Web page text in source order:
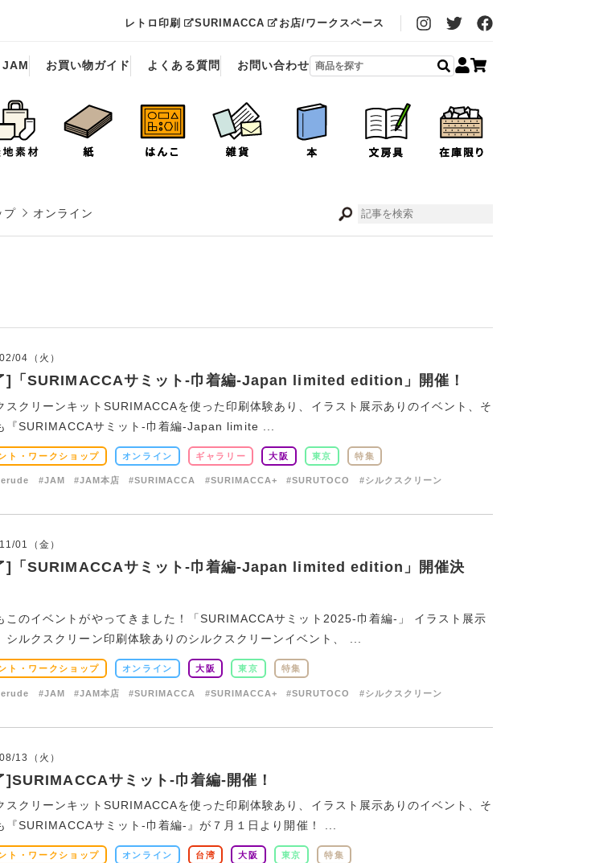
レトロ印刷 SURIMACCA お店/ワークスペース
お買い物ガイド よくある質問 お問い合わせ
プ オンライン
04（火）
]「SURIMACCAサミット-巾着編-Japan limited edition」開催！
スクリーンキットSURIMACCAを使った印刷体験あり、イラスト展示ありのイベント、そ
『SURIMACCAサミット-巾着編-Japan limite ...
ト・ワークショップ オンライン ギャラリー 大阪 東京 特集
#JAM #JAM本店 #SURIMACCA #SURIMACCA+ #SURUTOCO #シルクスクリーン
01（金）
]「SURIMACCAサミット-巾着編-Japan limited edition」開催決
このイベントがやってきました！「SURIMACCAサミット2025-巾着編-」 イラスト展示
シルクスクリーン印刷体験ありのシルクスクリーンイベント、 ...
ト・ワークショップ オンライン 大阪 東京 特集
#JAM #JAM本店 #SURIMACCA #SURIMACCA+ #SURUTOCO #シルクスクリーン
13（火）
]SURIMACCAサミット-巾着編-開催！
スクリーンキットSURIMACCAを使った印刷体験あり、イラスト展示ありのイベント、そ
『SURIMACCAサミット-巾着編-』が７月１日より開催！ ...
ト・ワークショップ オンライン 台湾 大阪 東京 特集